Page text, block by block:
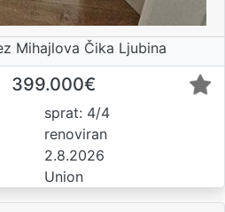
Mihajlova Čika Ljubina
399.000€
sprat: 4/4
renoviran
2.8.2026
Union